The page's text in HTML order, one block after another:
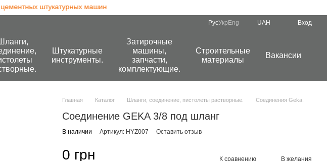
штукатурных машин
РусУкр Eng UAH Вход
Штукатурные
инструменты.
Затирочные
машины,
запчасти,
комплектующие.
Строительные
материалы
Вакансии
Главная Каталог Шланги, соединение, пистолеты растворные. Соединения Geka.
Соединение GEKA 3/8 под шланг
В наличии Артикул: HYZ007 Оставить отзыв
0 грн К сравнению В желания